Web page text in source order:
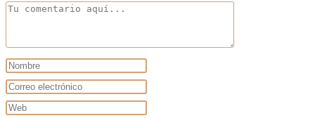
Comentario
Introduce
tu
nombre
Introduce
tu
Introduce